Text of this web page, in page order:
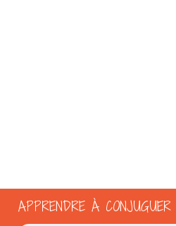
APPRENDRE À CONJUGUER